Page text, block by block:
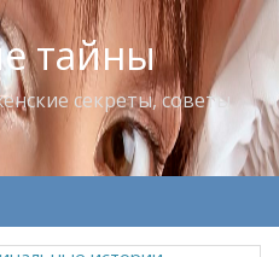
тайны
секреты, советы